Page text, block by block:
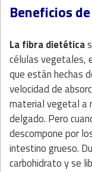
Beneficios
La fibra dietética
células vegetales,
que están hechas
velocidad de
material vegetal a
delgado. Pero
descompone por
intestino grueso.
carbohidrato y se